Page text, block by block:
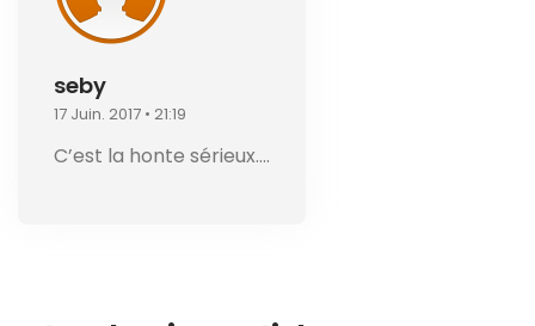
seby
17 Juin. 2017 • 21:19
C’est la honte sérieux….